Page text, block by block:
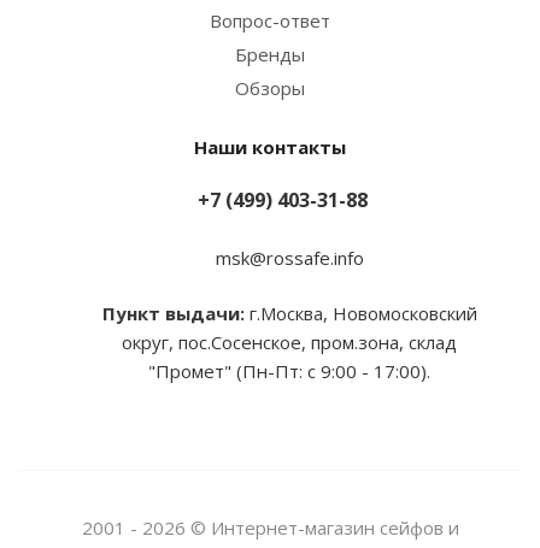
Вопрос-ответ
Бренды
Обзоры
Наши контакты
+7 (499) 403-31-88
msk@rossafe.info
Пункт выдачи:г.Москва, Новомосковский
округ, пос.Сосенское, пром.зона, склад
"Промет" (Пн-Пт: с 9:00 - 17:00).
2001 - 2026 © Интернет-магазин сейфов и